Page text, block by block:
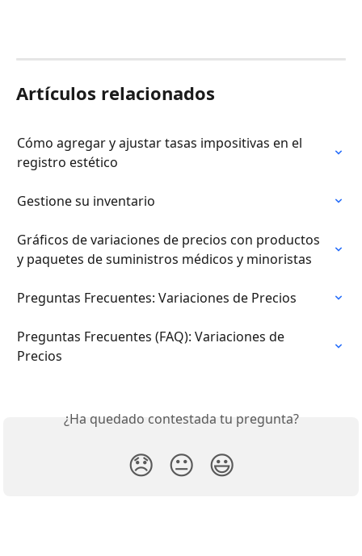
Artículos relacionados
Cómo agregar y ajustar tasas impositivas en el
registro estético
Gestione su inventario
Gráficos de variaciones de precios con productos
y paquetes de suministros médicos y minoristas
Preguntas Frecuentes: Variaciones de Precios
Preguntas Frecuentes (FAQ): Variaciones de
Precios
¿Ha quedado contestada tu pregunta?
😞 😐 😃